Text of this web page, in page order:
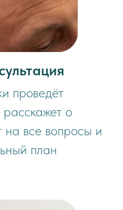
проведёт
о
на все вопросы и
план